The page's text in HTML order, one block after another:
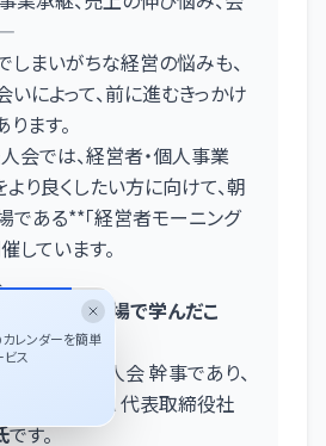
しまいがちな経営の悩みも、
によって、前に進むきっかけ
ます。
会では、経営者・個人事業
り良くしたい方に向けて、朝
である**「経営者モーニング
しています。
業再生の修羅場で学んだこ
谷区倫理法人会 幹事であり、
スーツSADA 代表取締役社
です。
レンダーを簡単
ス